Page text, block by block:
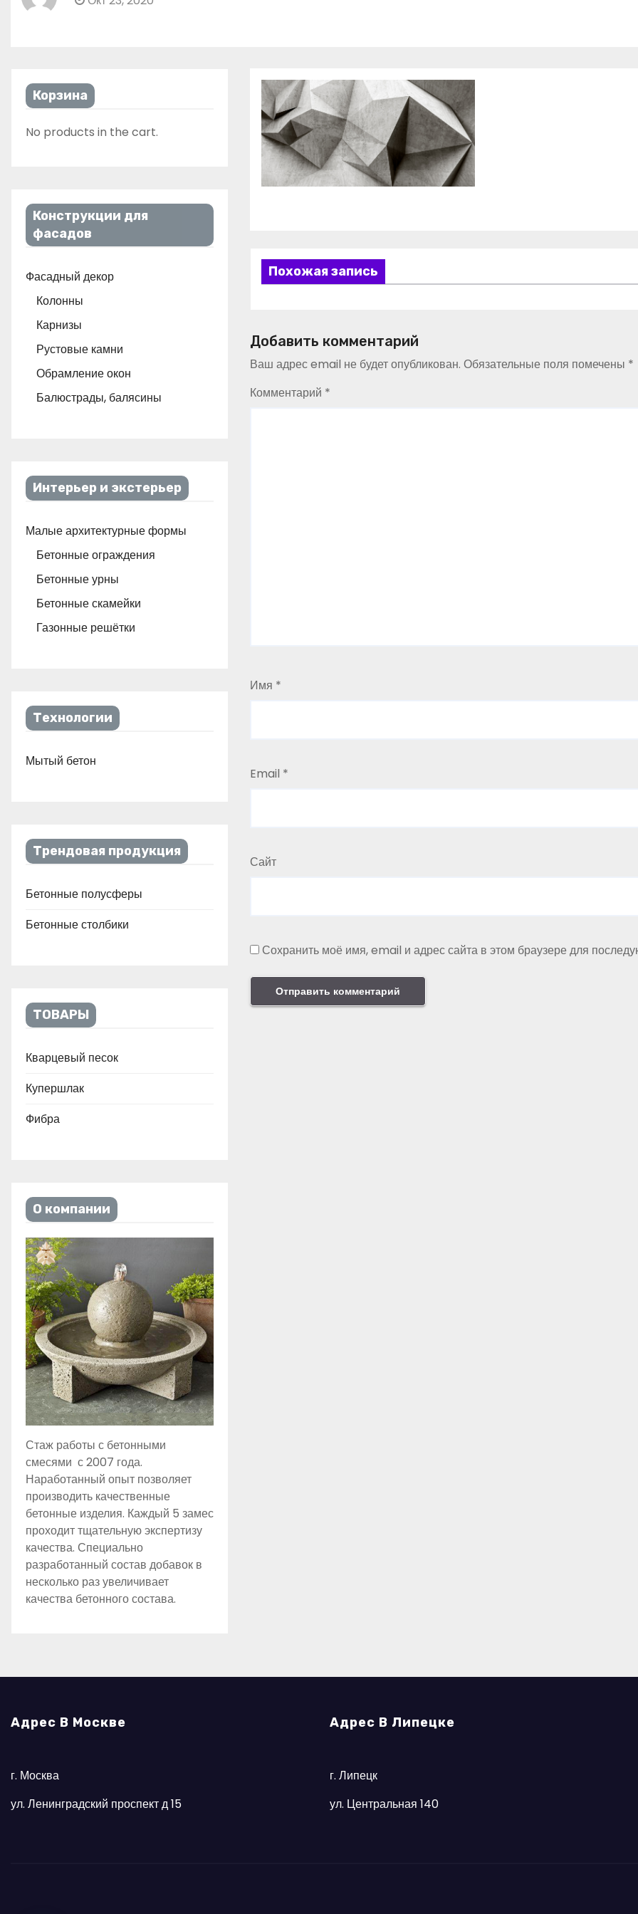
Корзина
No products in the cart.
Конструкции для
фасадов
Фасадный декор
Колонны
Карнизы
Рустовые камни
Обрамление окон
Балюстрады, балясины
Интерьер и экстерьер
Малые архитектурные формы
Бетонные ограждения
Бетонные урны
Бетонные скамейки
Газонные решётки
Технологии
Мытый бетон
Трендовая продукция
Бетонные полусферы
Бетонные столбики
ТОВАРЫ
Кварцевый песок
Купершлак
Фибра
О компании
Стаж работы с бетонными
смесями с 2007 года.
Наработанный опыт позволяет
производить качественные
бетонные изделия. Каждый 5 замес
проходит тщательную экспертизу
качества. Специально
разработанный состав добавок в
несколько раз увеличивает
качества бетонного состава.
Похожая запись
Добавить комментарий
Ваш адрес email не будет опубликован. Обязательные поля помечены *
Комментарий *
Имя *
Email *
Сайт
Сохранить моё имя, email и адрес сайта в этом браузере для
Адрес В Москве
г. Москва
ул. Ленинградский проспект д 15
Адрес В Липецке
г. Липецк
ул. Центральная 140